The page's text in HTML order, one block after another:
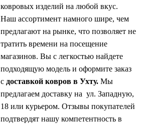
ковровых изделий на любой вкус.
Наш ассортимент намного шире, чем
предлагают на рынке, что позволяет не
тратить времени на посещение
магазинов. Вы с легкостью найдете
подходящую модель и оформите заказ
с доставкой ковров в Ухту. Мы
предлагаем доставку на ул. Западную,
18 или курьером. Отзывы покупателей
подтвердят нашу компетентность в